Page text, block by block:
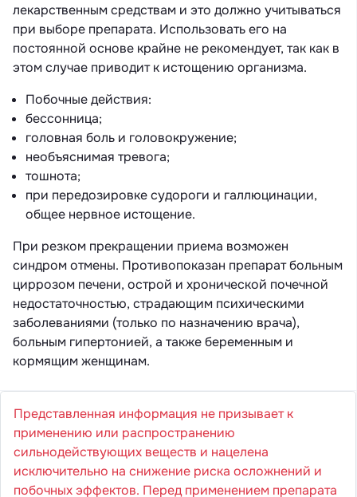
лекарственным средствам и это должно учитываться
при выборе препарата. Использовать его на
постоянной основе крайне не рекомендует, так как в
этом случае приводит к истощению организма.
Побочные действия:
бессонница;
головная боль и головокружение;
необъяснимая тревога;
тошнота;
при передозировке судороги и галлюцинации,
общее нервное истощение.
При резком прекращении приема возможен
синдром отмены. Противопоказан препарат больным
циррозом печени, острой и хронической почечной
недостаточностью, страдающим психическими
заболеваниями (только по назначению врача),
больным гипертонией, а также беременным и
кормящим женщинам.
Представленная информация не призывает к
применению или распространению
сильнодействующих веществ и нацелена
исключительно на снижение риска осложнений и
побочных эффектов. Перед применением препарата